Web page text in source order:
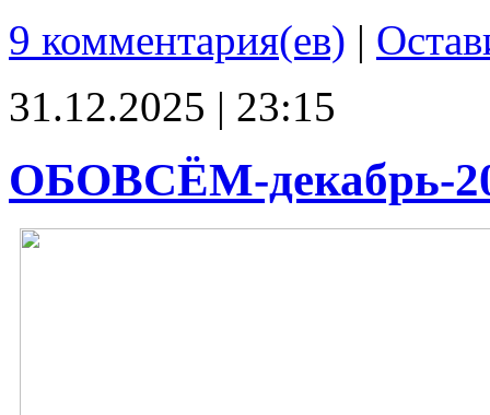
9 комментария(ев) |
31.12.2025 | 23:15
ОБОВСЁМ-декабрь-